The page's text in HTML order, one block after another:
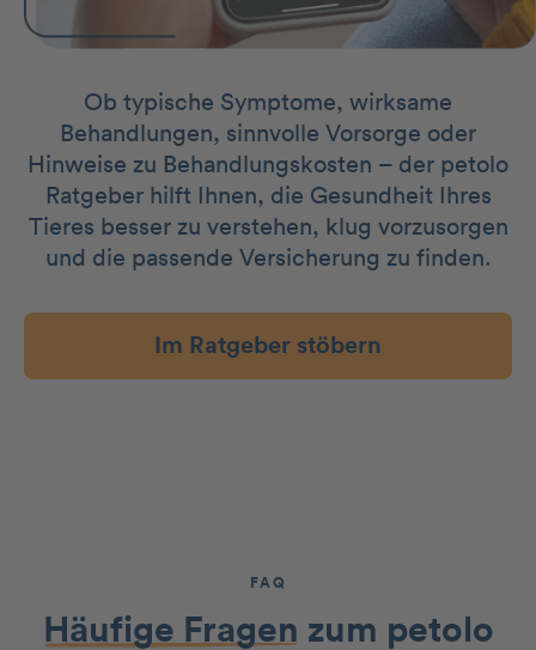
Ob typische Symptome, wirksame
Behandlungen, sinnvolle Vorsorge oder
Hinweise zu Behandlungskosten – der petolo
Ratgeber hilft Ihnen, die Gesundheit Ihres
Tieres besser zu verstehen, klug vorzusorgen
und die passende Versicherung zu finden.
Im Ratgeber stöbern
FAQ
Häufige Fragen zum petolo